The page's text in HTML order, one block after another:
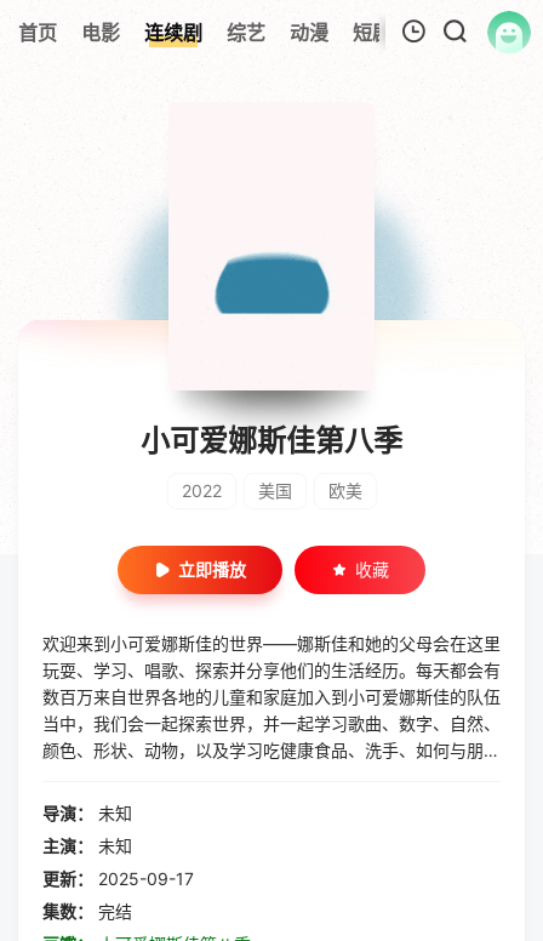
首页 电影 连续剧 综艺 动漫 短剧大全 纪录片
暂无观看影片的记录
小可爱娜斯佳第八季
2022 美国 欧美
立即播放 收藏
欢迎来到小可爱娜斯佳的世界——娜斯佳和她的父母会在这里
玩耍、学习、唱歌、探索并分享他们的生活经历。每天都会有
数百万来自世界各地的儿童和家庭加入到小可爱娜斯佳的队伍
当中，我们会一起探索世界，并一起学习歌曲、数字、自然、
颜色、形状、动物，以及学习吃健康食品、洗手、如何与朋友
导演：
未知
主演：
未知
更新：
2025-09-17
集数：
完结